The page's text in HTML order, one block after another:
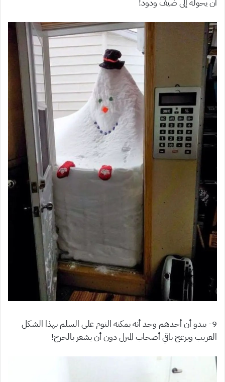
أن يحوله إلى ضيف ودود!
9- يبدو أن أحدهم وجد أنه يمكنه النوم على السلم بهذا الشكل
الغريب ويزعج باقي أصحاب المنزل دون أن يشعر بالحرج!